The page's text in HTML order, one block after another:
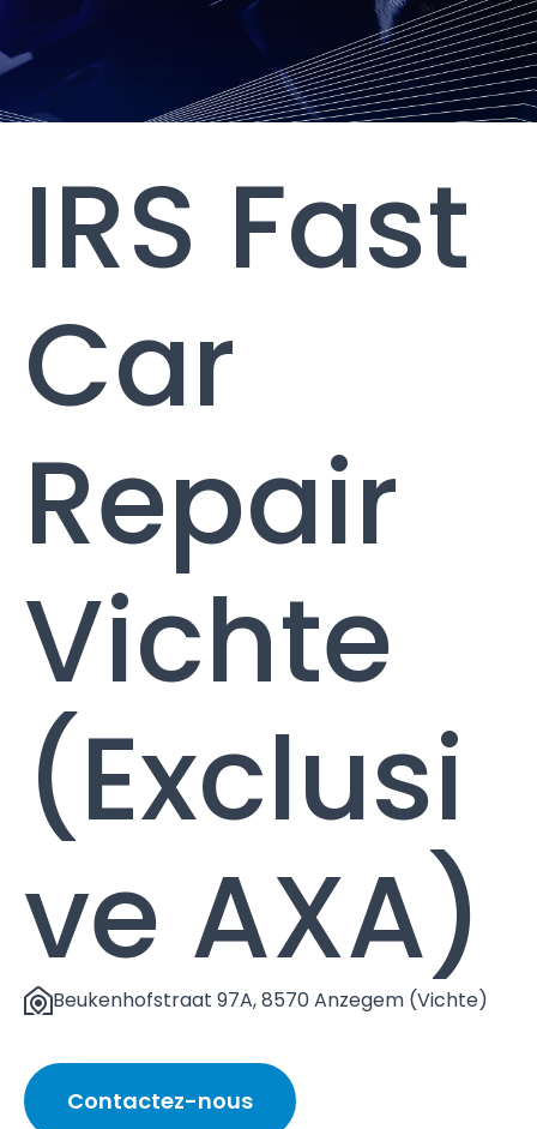
IRS Fast
Car
Repair
Vichte
(Exclusi
ve AXA)
Beukenhofstraat 97A, 8570 Anzegem (Vichte)
Contactez-nous